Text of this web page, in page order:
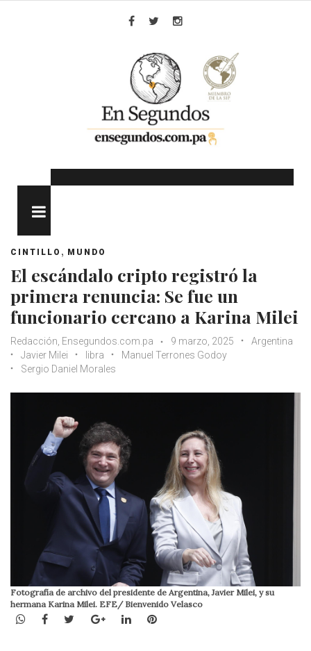
CINTILLO , MUNDO
El escándalo cripto registró la
primera renuncia: Se fue un
funcionario cercano a Karina Milei
Redacción, Ensegundos.com.pa 9 marzo, 2025
Argentina
Javier Milei
libra
Manuel Terrones Godoy
Sergio Daniel Morales
Fotografía de archivo del presidente de Argentina, Javier Milei, y su
hermana Karina Milei. EFE/ Bienvenido Velasco
WhatsApp
Facebook
TwitterGoogle+LinkedInPinterest